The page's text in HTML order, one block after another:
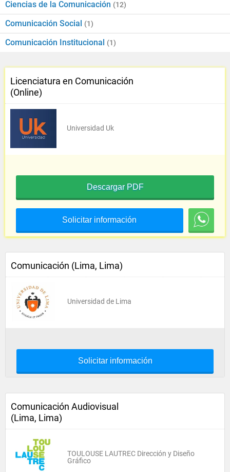
Ciencias de la Comunicación (12)
Comunicación Social (1)
Comunicación Institucional (1)
Licenciatura en Comunicación
(Online)
Universidad Uk
Descargar PDF
Solicitar información
Comunicación (Lima, Lima)
Universidad de Lima
Solicitar información
Comunicación Audiovisual
(Lima, Lima)
TOULOUSE LAUTREC Dirección y Diseño
Gráfico